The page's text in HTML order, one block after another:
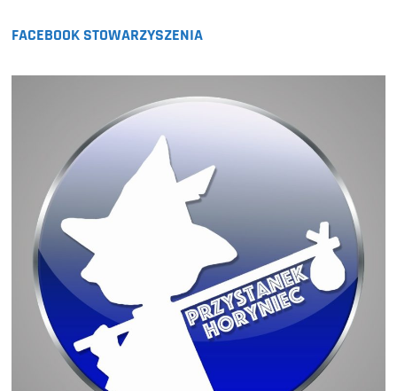
FACEBOOK STOWARZYSZENIA